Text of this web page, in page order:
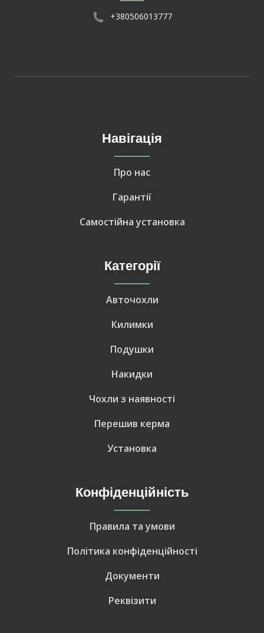
+380506013777
Навігація
Про нас
Гарантії
Самостійна установка
Категорії
Авточохли
Килимки
Подушки
Накидки
Чохли з наявності
Перешив керма
Установка
Конфіденційність
Правила та умови
Політика конфіденційності
Документи
Реквізити